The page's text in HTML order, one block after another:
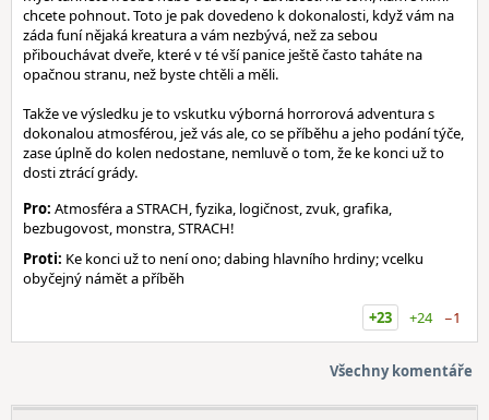
chcete pohnout. Toto je pak dovedeno k dokonalosti, když vám na
záda funí nějaká kreatura a vám nezbývá, než za sebou
přibouchávat dveře, které v té vší panice ještě často taháte na
opačnou stranu, než byste chtěli a měli.
Takže ve výsledku je to vskutku výborná horrorová adventura s
dokonalou atmosférou, jež vás ale, co se příběhu a jeho podání týče,
zase úplně do kolen nedostane, nemluvě o tom, že ke konci už to
dosti ztrácí grády.
Pro: Atmosféra a STRACH, fyzika, logičnost, zvuk, grafika,
bezbugovost, monstra, STRACH!
Proti: Ke konci už to není ono; dabing hlavního hrdiny; vcelku
obyčejný námět a příběh
+23
+24 −1
Všechny komentáře